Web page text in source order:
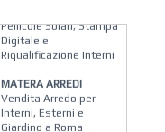
Pellicole Solari, Stampa
Digitale e
Riqualificazione Interni
MATERA ARREDI
Vendita Arredo per
Interni, Esterni e
Giardino a Roma